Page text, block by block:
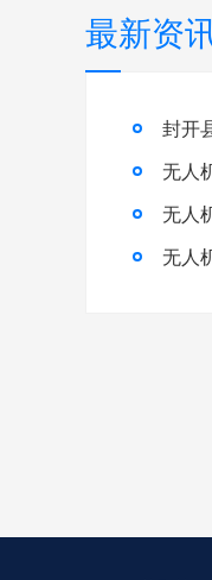
最新资
封开
无人
无人